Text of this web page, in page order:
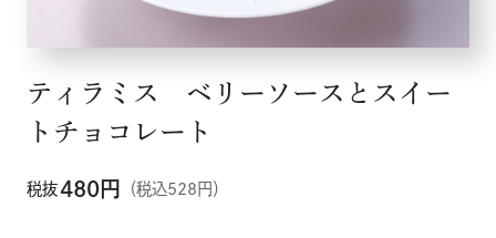
ティラミス ベリーソースとスイー
トチョコレート
税抜480円 （税込528円）